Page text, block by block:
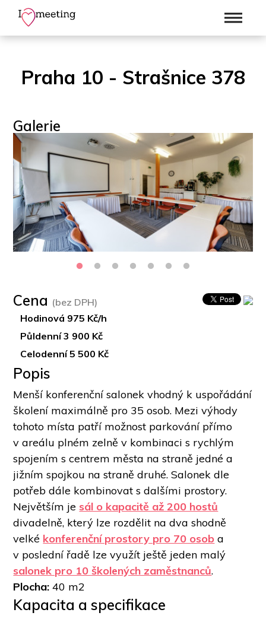
Praha 10 - Strašnice 378
Galerie
Cena (bez DPH)
Hodinová 975 Kč/h
Půldenní 3 900 Kč
Celodenní 5 500 Kč
Popis
Menší konferenční salonek vhodný k uspořádání
školení maximálně pro 35 osob. Mezi výhody
tohoto místa patří možnost parkování přímo
v areálu plném zelně v kombinaci s rychlým
spojením s centrem města na straně jedné a
jižním spojkou na straně druhé. Salonek dle
potřeb dále kombinovat s dalšími prostory.
Největším je sál o kapacitě až 200 hostů
divadelně, který lze rozdělit na dva shodně
velké konferenční prostory pro 70 osob a
salonek pro 10 školených zaměstnanců.
Plocha: 40 m2
Kapacita a specifikace